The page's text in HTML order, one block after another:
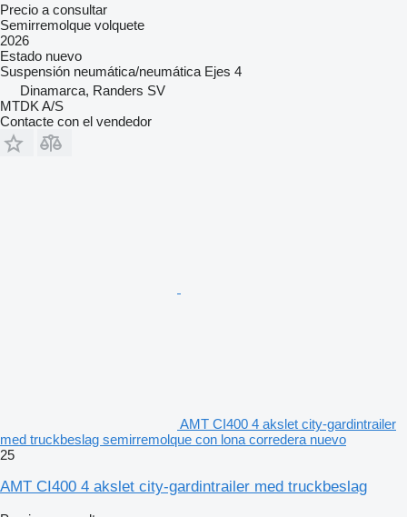
Precio a consultar
Semirremolque volquete
2026
Estado nuevo
Suspensión neumática/neumática Ejes 4
Dinamarca, Randers SV
MTDK A/S
Contacte con el vendedor
AMT CI400 4 akslet city-gardintrailer
med truckbeslag semirremolque con lona corredera nuevo
25
AMT CI400 4 akslet city-gardintrailer med truckbeslag